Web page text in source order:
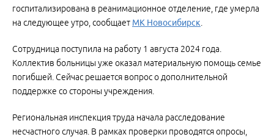
госпитализирована в реанимационное отделение, где умерла
на следующее утро, сообщает МК Новосибирск
Сотрудница поступила на работу 1 августа 2024 года.
Коллектив больницы уже оказал материальную помощь семье
погибшей. Сейчас решается вопрос о дополнительной
поддержке со стороны учреждения.
Региональная инспекция труда начала расследование
несчастного случая. В рамках проверки проводятся опросы,